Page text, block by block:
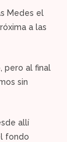
Medes el
a las
pero al final
sin
allí
fondo